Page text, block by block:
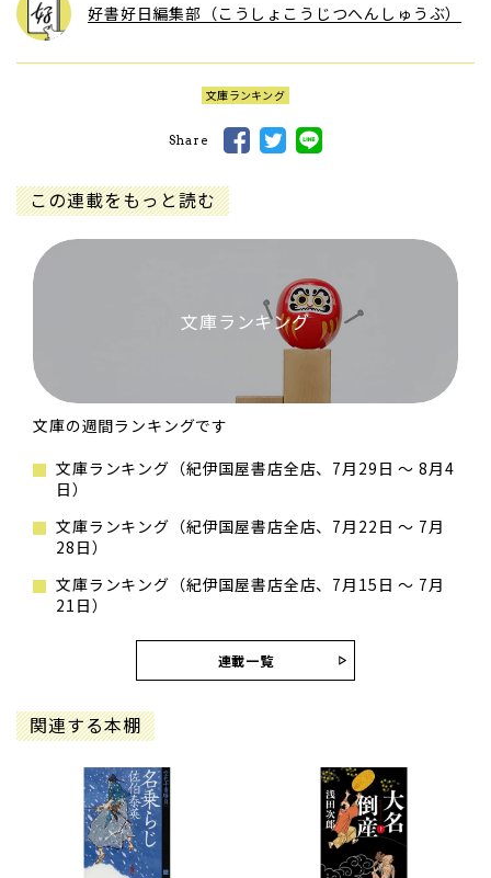
好書好日編集部（こうしょこうじつへんしゅうぶ）
文庫ランキング
Share
この連載をもっと読む
文庫ランキング
文庫の週間ランキングです
文庫ランキング（紀伊国屋書店全店、7月29日 ～ 8月4
日）
文庫ランキング（紀伊国屋書店全店、7月22日 ～ 7月
28日）
文庫ランキング（紀伊国屋書店全店、7月15日 ～ 7月
21日）
連載一覧
関連する本棚